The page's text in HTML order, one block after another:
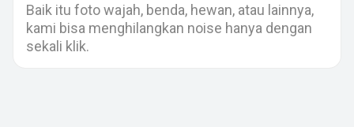
Baik itu foto wajah, benda, hewan, atau lainnya,
kami bisa menghilangkan noise hanya dengan
sekali klik.